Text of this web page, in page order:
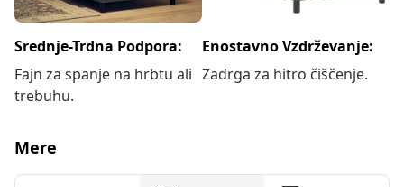
Srednje-Trdna Podpora:
Fajn za spanje na hrbtu ali
trebuhu.
Enostavno Vzdrževanje:
Zadrga za hitro čiščenje.
Mere